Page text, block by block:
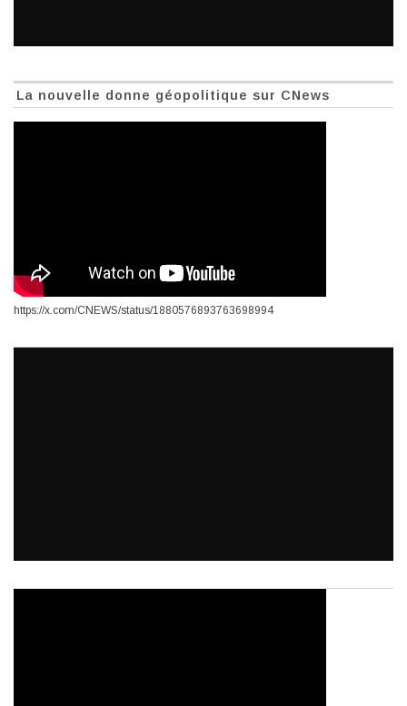
La nouvelle donne géopolitique sur CNews
https://x.com/CNEWS/status/1880576893763698994